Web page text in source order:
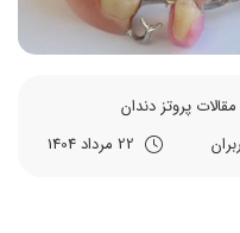
مقالات پروتز دندان